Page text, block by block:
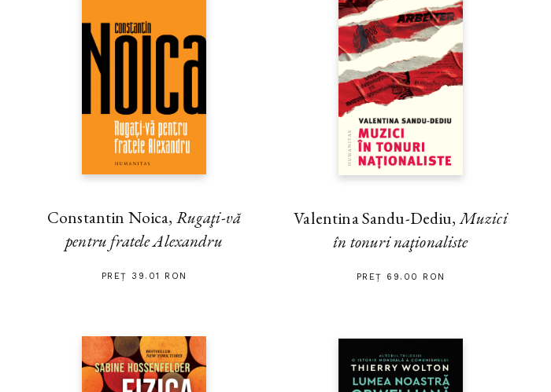
Constantin Noica, Rugaţi-vă
pentru fratele Alexandru
PREȚ 39.01 RON
Valentina Sandu-Dediu,Muzici
în tonuri naţionaliste
PREȚ 69.00 RON